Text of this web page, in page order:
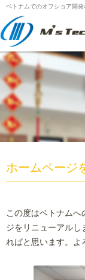
ベトナムでのオフショア開
ホームページ
この度はベトナム
ジをリニューアルし
ればと思います。よ